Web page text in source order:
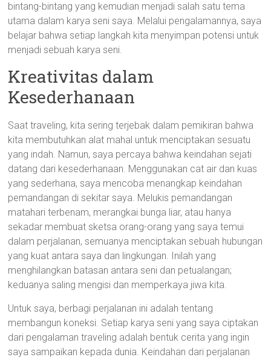
bintang-bintang yang kemudian menjadi salah satu tema
utama dalam karya seni saya. Melalui pengalamannya, saya
belajar bahwa setiap langkah kita menyimpan potensi untuk
menjadi sebuah karya seni.
Kreativitas dalam
Kesederhanaan
Saat traveling, kita sering terjebak dalam pemikiran bahwa
kita membutuhkan alat mahal untuk menciptakan sesuatu
yang indah. Namun, saya percaya bahwa keindahan sejati
datang dari kesederhanaan. Menggunakan cat air dan kuas
yang sederhana, saya mencoba menangkap keindahan
pemandangan di sekitar saya. Melukis pemandangan
matahari terbenam, merangkai bunga liar, atau hanya
sekadar membuat sketsa orang-orang yang saya temui
dalam perjalanan, semuanya menciptakan sebuah hubungan
yang kuat antara saya dan lingkungan. Inilah yang
menghilangkan batasan antara seni dan petualangan;
keduanya saling mengisi dan memperkaya jiwa kita.
Untuk saya, berbagi perjalanan ini adalah tentang
membangun koneksi. Setiap karya seni yang saya ciptakan
dari pengalaman traveling adalah bentuk cerita yang ingin
saya sampaikan kepada dunia. Keindahan dari perjalanan